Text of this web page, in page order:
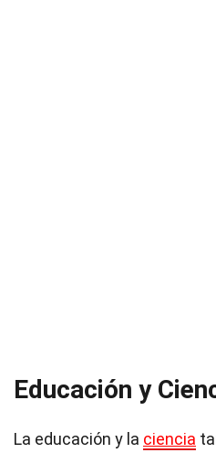
Educación y
La educación y la ciencia